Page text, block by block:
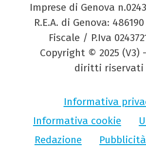
Imprese di Genova
R.E.A. di Genova:
Fiscale / P.Iva
Copyright © 2025 (V3)
diritti riservati
Informativa
Informativa cookie
Redazione